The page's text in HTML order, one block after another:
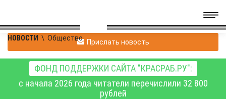
НОВОСТИ \ Общество Прислать новость
ФОНД ПОДДЕРЖКИ САЙТА "КРАСРАБ.РУ":
с начала 2026 года читатели перечислили 32 800
рублей